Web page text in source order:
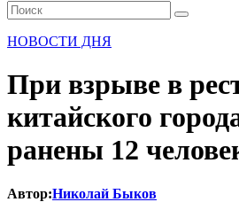
НОВОСТИ ДНЯ
При взрыве в
китайского
ранены 12
Автор:Николай Быков